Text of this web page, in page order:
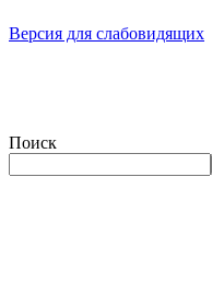
Версия для слабовидящих
Поиск